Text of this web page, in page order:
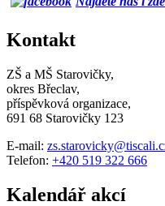
Kontakt
ZŠ a MŠ Starovičky,
okres Břeclav,
příspěvková organizace,
691 68 Starovičky 123
E-mail:
Telefon: +420 519 322 666
Kalendář akcí